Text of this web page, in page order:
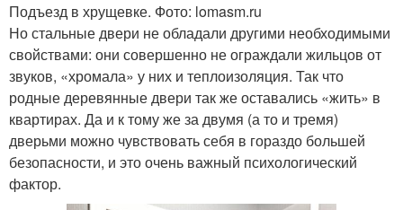
Подъезд в хрущевке. Фото: lomasm.ru
Но стальные двери не обладали другими необходимыми
свойствами: они совершенно не ограждали жильцов от
звуков, «хромала» у них и теплоизоляция. Так что
родные деревянные двери так же оставались «жить» в
квартирах. Да и к тому же за двумя (а то и тремя)
дверьми можно чувствовать себя в гораздо большей
безопасности, и это очень важный психологический
фактор.